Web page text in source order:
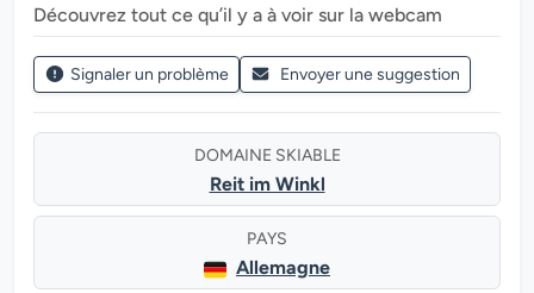
Découvrez tout ce qu’il y a à voir sur la webcam
Signaler un problème Envoyer une suggestion
DOMAINE SKIABLE
Reit im Winkl
PAYS
Allemagne